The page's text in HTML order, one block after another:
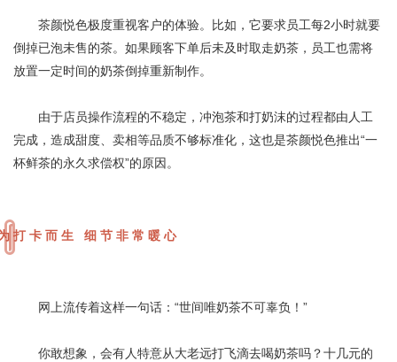
茶颜悦色极度重视客户的体验。比如，它要求员工每2小时就要
倒掉已泡未售的茶。如果顾客下单后未及时取走奶茶，员工也需将
放置一定时间的奶茶倒掉重新制作。
由于店员操作流程的不稳定，冲泡茶和打奶沫的过程都由人工
完成，造成甜度、卖相等品质不够标准化，这也是茶颜悦色推出“一
杯鲜茶的永久求偿权”的原因。
打卡而生 细节非常暖心
网上流传着这样一句话：“世间唯奶茶不可辜负！”
你敢想象，会有人特意从大老远打飞滴去喝奶茶吗？十几元的